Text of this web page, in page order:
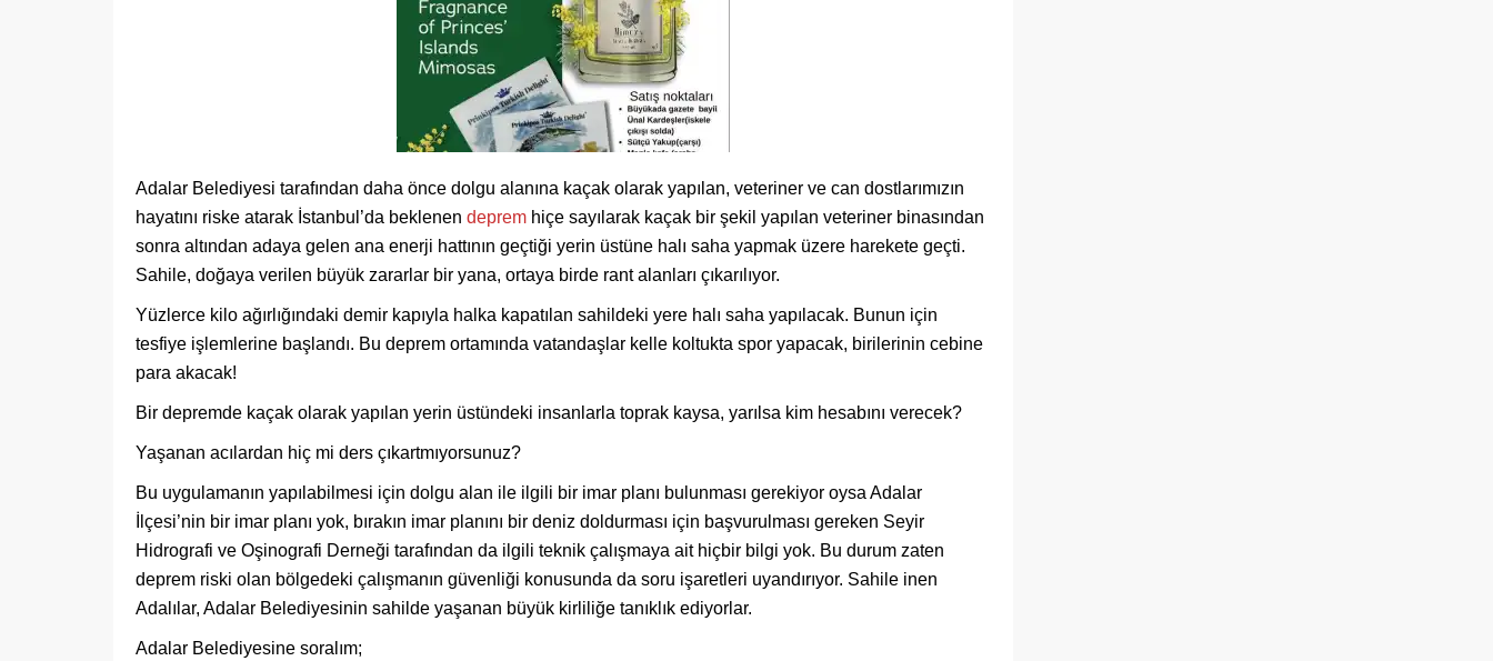
Adalar Belediyesi tarafından daha önce dolgu alanına kaçak olarak yapılan, veteriner ve can dostlarımızın
hayatını riske atarak İstanbul’da beklenen deprem hiçe sayılarak kaçak bir şekil yapılan veteriner binasından
sonra altından adaya gelen ana enerji hattının geçtiği yerin üstüne halı saha yapmak üzere harekete geçti.
Sahile, doğaya verilen büyük zararlar bir yana, ortaya birde rant alanları çıkarılıyor.
Yüzlerce kilo ağırlığındaki demir kapıyla halka kapatılan sahildeki yere halı saha yapılacak. Bunun için
tesfiye işlemlerine başlandı. Bu deprem ortamında vatandaşlar kelle koltukta spor yapacak, birilerinin cebine
para akacak!
Bir depremde kaçak olarak yapılan yerin üstündeki insanlarla toprak kaysa, yarılsa kim hesabını verecek?
Yaşanan acılardan hiç mi ders çıkartmıyorsunuz?
Bu uygulamanın yapılabilmesi için dolgu alan ile ilgili bir imar planı bulunması gerekiyor oysa Adalar
İlçesi’nin bir imar planı yok, bırakın imar planını bir deniz doldurması için başvurulması gereken Seyir
Hidrografi ve Oşinografi Derneği tarafından da ilgili teknik çalışmaya ait hiçbir bilgi yok. Bu durum zaten
deprem riski olan bölgedeki çalışmanın güvenliği konusunda da soru işaretleri uyandırıyor. Sahile inen
Adalılar, Adalar Belediyesinin sahilde yaşanan büyük kirliliğe tanıklık ediyorlar.
Adalar Belediyesine soralım;